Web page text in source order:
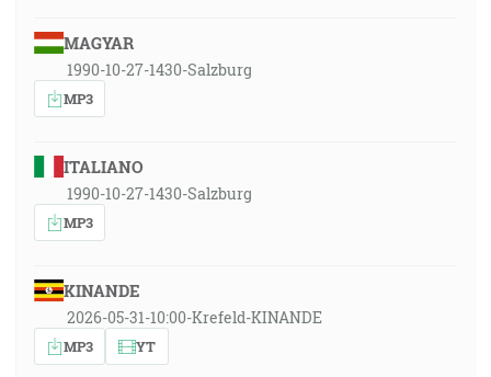
MAGYAR
1990-10-27-1430-Salzburg
MP3
ITALIANO
1990-10-27-1430-Salzburg
MP3
KINANDE
2026-05-31-10:00-Krefeld-KINANDE
MP3 YT